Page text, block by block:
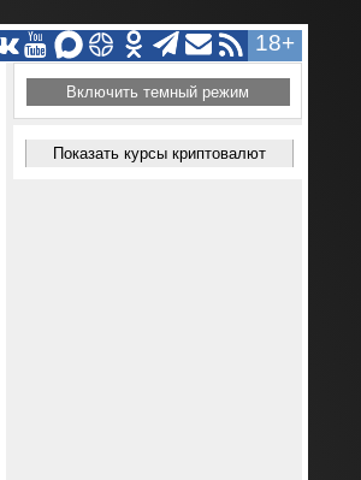
18+
Включить темный режим
Показать курсы криптовалют